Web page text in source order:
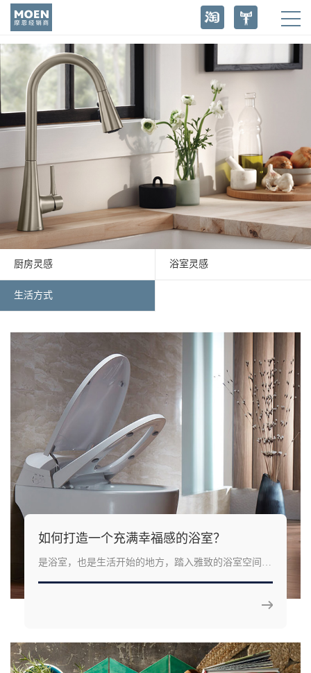
厨房灵感 浴室灵感
生活方式
如何打造一个充满幸福感的浴室？
是浴室，也是生活开始的地方，踏入雅致的浴室空间
水滴，都能感受到平日的烦虑被洗去，身心得到完全的